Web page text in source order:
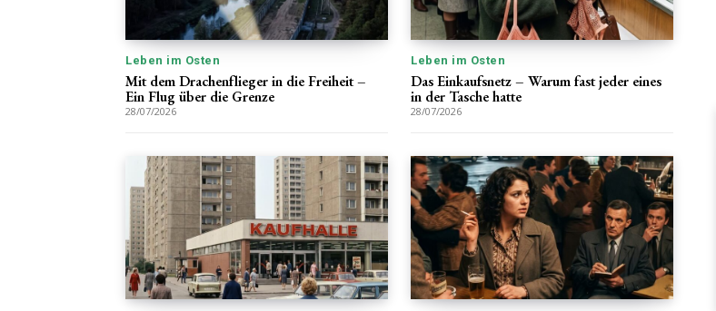
Leben im Osten
Mit dem Drachenflieger in die Freiheit –
Ein Flug über die Grenze
28/07/2026
Leben im Osten
Das Einkaufsnetz – Warum fast jeder eines
in der Tasche hatte
28/07/2026